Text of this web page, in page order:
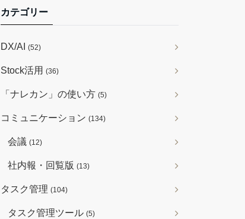
カテゴリー
DX/AI (52)
Stock活用 (36)
「ナレカン」の使い方 (5)
コミュニケーション (134)
会議 (12)
社内報・回覧版 (13)
タスク管理 (104)
タスク管理ツール (5)